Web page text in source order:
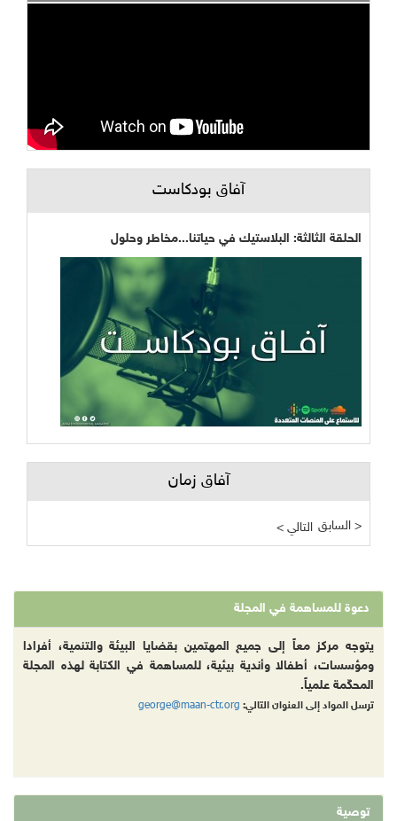
آفاق بودكاست
الحلقة الثالثة: البلاستيك في حياتنا...مخاطر وحلول
آفاق زمان
< التالي السابق >
دعوة للمساهمة في المجلة
يتوجه مركز معاً إلى جميع المهتمين بقضايا البيئة والتنمية، أفرادا
ومؤسسات، أطفالا وأندية بيئية، للمساهمة في الكتابة لهذه المجلة
المحكّمة علمياً.
ترسل المواد إلى العنوان التالي: george@maan-ctr.org
توصية